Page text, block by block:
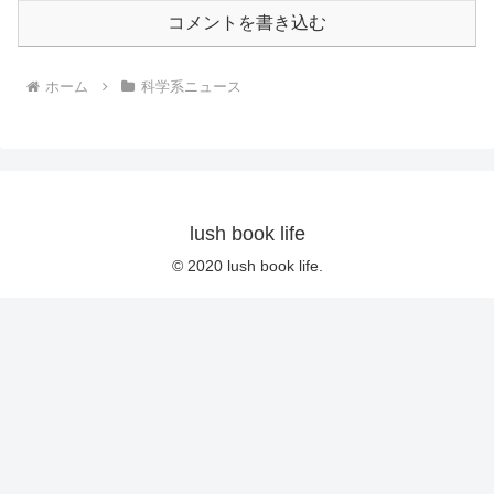
コメントを書き込む
ホーム 科学系ニュース
lush book life
© 2020 lush book life.